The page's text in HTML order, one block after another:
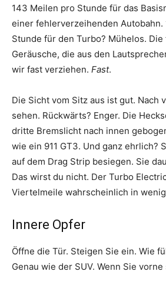
143 Meilen pro Stunde für das
einer fehlerverzeihenden Autobahn.
Stunde für den Turbo? Mühelos.
Geräusche, die aus den
wir fast verziehen. Fast.
Die Sicht vom Sitz aus ist gut. Nach
sehen. Rückwärts? Enger. Die
dritte Bremslicht nach innen
wie ein 911 GT3. Und ganz ehrlich?
auf dem Drag Strip besiegen. Sie
Das wirst du nicht. Der Turbo
Viertelmeile wahrscheinlich in
Innere Opfer
Öffne die Tür. Steigen Sie ein. Wie
Genau wie der SUV. Wenn Sie vorne